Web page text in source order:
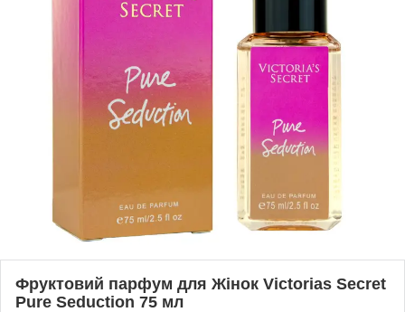
Фруктовий парфум для Жінок Victorias Secret
Pure Seduction 75 мл